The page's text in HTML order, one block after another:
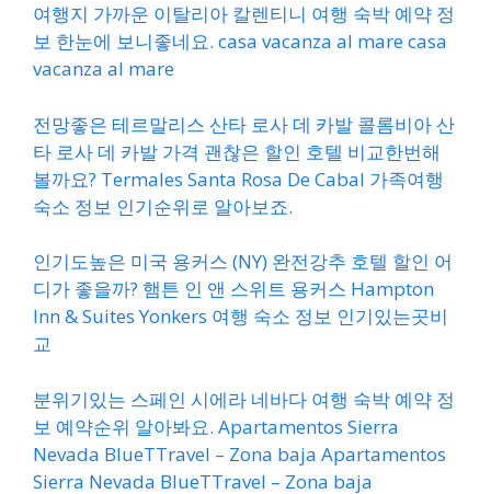
여행지 가까운 이탈리아 칼렌티니 여행 숙박 예약 정
보 한눈에 보니좋네요. casa vacanza al mare casa
vacanza al mare
전망좋은 테르말리스 산타 로사 데 카발 콜롬비아 산
타 로사 데 카발 가격 괜찮은 할인 호텔 비교한번해
볼까요? Termales Santa Rosa De Cabal 가족여행
숙소 정보 인기순위로 알아보죠.
인기도높은 미국 용커스 (NY) 완전강추 호텔 할인 어
디가 좋을까? 햄튼 인 앤 스위트 용커스 Hampton
Inn & Suites Yonkers 여행 숙소 정보 인기있는곳비
교
분위기있는 스페인 시에라 네바다 여행 숙박 예약 정
보 예약순위 알아봐요. Apartamentos Sierra
Nevada BlueTTravel – Zona baja Apartamentos
Sierra Nevada BlueTTravel – Zona baja